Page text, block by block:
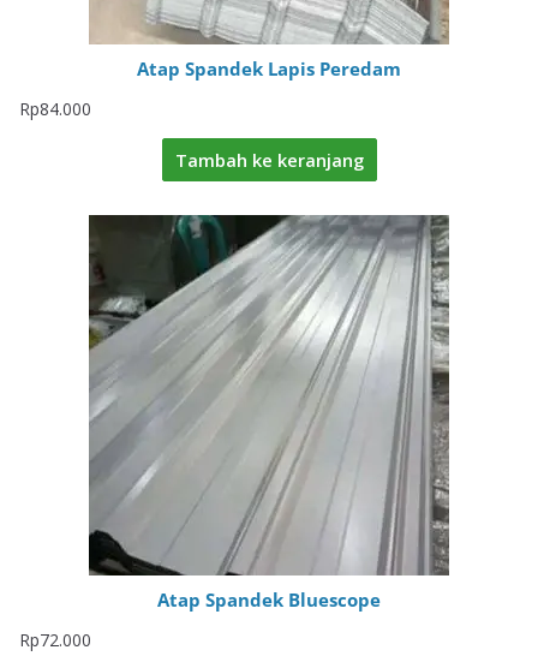
Atap Spandek Lapis Peredam
Rp84.000
Tambah ke keranjang
Atap Spandek Bluescope
Rp72.000